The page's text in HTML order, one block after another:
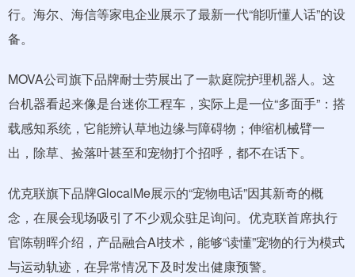
行。海尔、海信等家电企业展示了最新一代“能听懂人话”的设
备。
MOVA公司旗下品牌耐士劳展出了一款庭院护理机器人。这
台机器看起来像是台迷你工程车，实际上是一位“多面手”：搭
载感知系统，它能辨认草地边缘与障碍物；伸缩机械臂一
出，除草、捡落叶甚至和宠物打个招呼，都不在话下。
优克联旗下品牌GlocalMe展示的“宠物电话”因其新奇的概
念，在展会现场吸引了不少观众驻足询问。优克联首席执行
官陈朝晖介绍，产品融合AI技术，能够“读懂”宠物的行为模式
与运动轨迹，在异常情况下及时发出健康预警。